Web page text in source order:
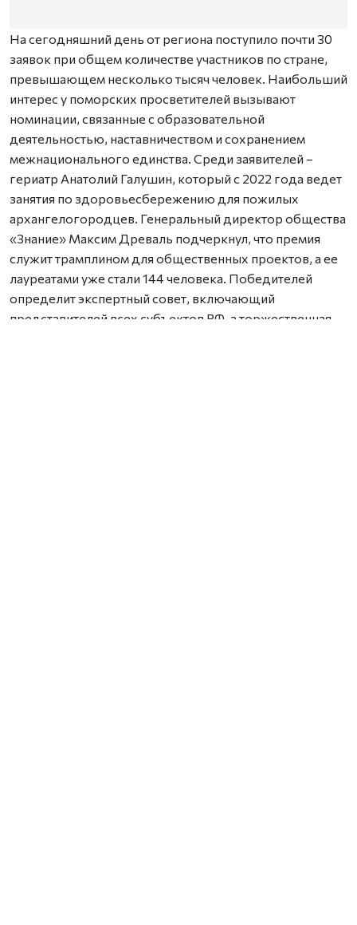
На сегодняшний день от региона поступило почти 30
заявок при общем количестве участников по стране,
превышающем несколько тысяч человек. Наибольший
интерес у поморских просветителей вызывают
номинации, связанные с образовательной
деятельностью, наставничеством и сохранением
межнационального единства. Среди заявителей –
гериатр Анатолий Галушин, который с 2022 года ведет
занятия по здоровьесбережению для пожилых
архангелогородцев. Генеральный директор общества
«Знание» Максим Древаль подчеркнул, что премия
служит трамплином для общественных проектов, а ее
лауреатами уже стали 144 человека. Победителей
определит экспертный совет, включающий
представителей всех субъектов РФ, а торжественная